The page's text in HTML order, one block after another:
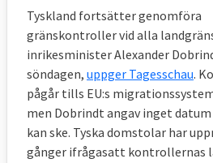
Tyskland fortsätter genomföra
gränskontroller vid alla
inrikesminister Alexander
söndagen, uppger Tagesschau.
pågår tills EU:s
men Dobrindt angav inget
kan ske. Tyska domstolar har
gånger ifrågasatt kontrollernas